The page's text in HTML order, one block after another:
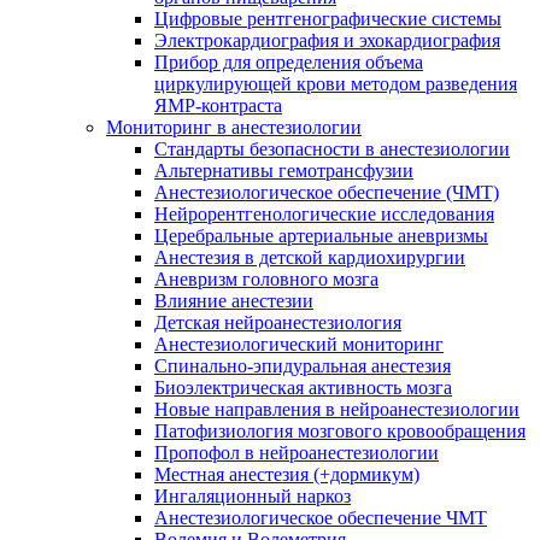
Цифровые рентгенографические системы
Электрокардиография и эхокардиография
Прибор для определения объема
циркулирующей крови методом разведения
ЯМР-контраста
Мониторинг в анестезиологии
Стандарты безопасности в анестезиологии
Альтернативы гемотрансфузии
Анестезиологическое обеспечение (ЧМТ)
Нейрорентгенологические исследования
Церебральные артериальные аневризмы
Анестезия в детской кардиохирургии
Аневризм головного мозга
Влияние анестезии
Детская нейроанестезиология
Анестезиологический мониторинг
Спинально-эпидуральная анестезия
Биоэлектрическая активность мозга
Новые направления в нейроанестезиологии
Патофизиология мозгового кровообращения
Пропофол в нейроанестезиологии
Местная анестезия (+дормикум)
Ингаляционный наркоз
Анестезиологическое обеспечение ЧМТ